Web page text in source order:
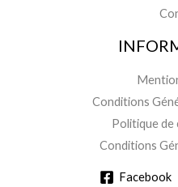
Conditions
Politique
Conditions
Facebook